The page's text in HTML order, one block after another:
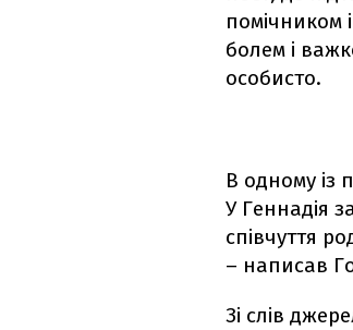
помічником
болем і
особисто.
В одному із
У Геннадія
співчуття
– написав
Зі слів